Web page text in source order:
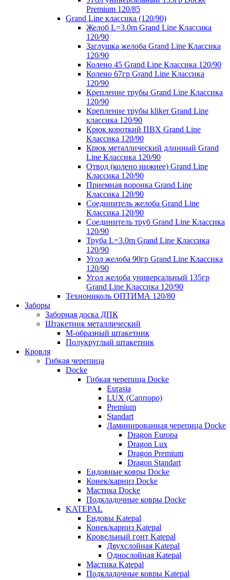
Premium 120/85
Grand Line классика (120/90)
Желоб L=3.0m Grand Line Классика
120/90
Заглушка желоба Grand Line Классика
120/90
Колено 45 Grand Line Классика 120/90
Колено 67гр Grand Line Классика
120/90
Крепление трубы Grand Line Классика
120/90
Крепление трубы kliker Grand Line
классика 120/90
Крюк короткий ПВХ Grand Line
Классика 120/90
Крюк металлический длинный Grand
Line Классика 120/90
Отвод (колено нижнее) Grand Line
Классика 120/90
Приемная воронка Grand Line
Классика 120/90
Соединитель желоба Grand Line
Классика 120/90
Соединитель труб Grand Line Классика
120/90
Труба L=3.0m Grand Line Классика
120/90
Угол желоба 90гр Grand Line Классика
120/90
Угол желоба универсальный 135гр
Grand Line Классика 120/90
Технониколь ОПТИМА 120/80
Заборы
Заборная доска ДПК
Штакетник металлический
М-образный штакетник
Полукруглый штакетник
Кровля
Гибкая черепица
Docke
Гибкая черепица Docke
Eurasia
LUX (Саппоро)
Premium
Standart
Ламинированная черепица Docke
Dragon Europa
Dragon Lux
Dragon Premium
Dragon Standart
Ендовные ковры Docke
Конек/карниз Docke
Мастика Docke
Подкладочные ковры Docke
KATEPAL
Ендовы Katepal
Конек/карниз Katepal
Кровельный гонт Katepal
Двухслойная Katepal
Однослойная Katepal
Мастика Katepal
Подкладочные ковры Katepal